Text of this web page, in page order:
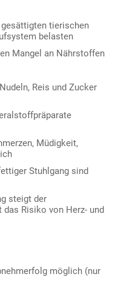
tierischen
belasten
Mangel an Nährstoffen
Reis und Zucker
Müdigkeit,
Stuhlgang sind
steigt der
Risiko von Herz- und
möglich (nur